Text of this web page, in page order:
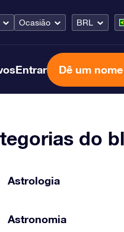
Ocasião BRL
Entrar Dê um
do
Astrologia
Astronomia